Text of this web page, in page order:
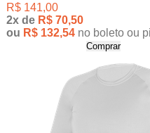
R$ 141,00
2x de R$ 70,50
ou R$ 132,54 no
Comprar